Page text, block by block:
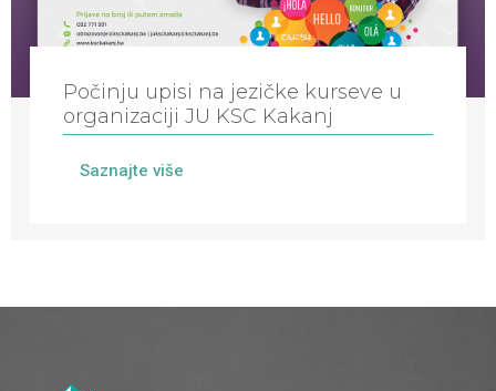
Počinju upisi na jezičke kurseve u
organizaciji JU KSC Kakanj
Saznajte više